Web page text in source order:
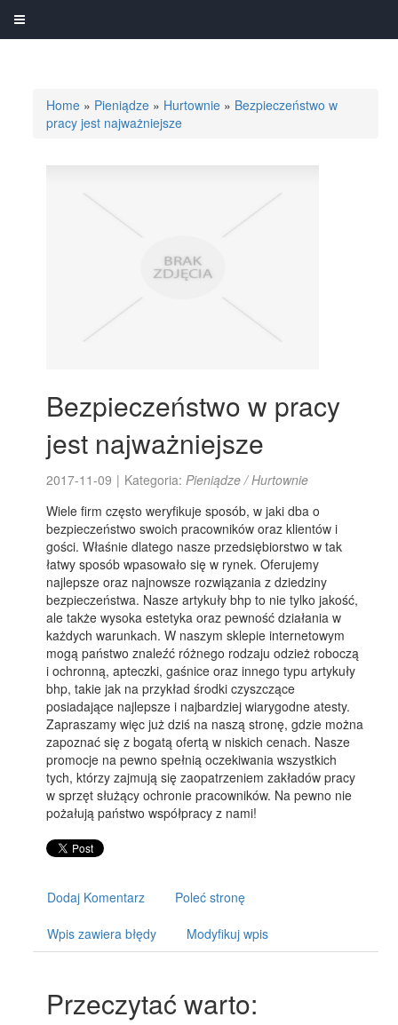
Home » Pieniądze » Hurtownie » Bezpieczeństwo w
pracy jest najważniejsze
Bezpieczeństwo w pracy
jest najważniejsze
2017-11-09 | Kategoria:Pieniądze / Hurtownie
Wiele firm często weryfikuje sposób, w jaki dba o
bezpieczeństwo swoich pracowników oraz klientów i
gości. Właśnie dlatego nasze przedsiębiorstwo w tak
łatwy sposób wpasowało się w rynek. Oferujemy
najlepsze oraz najnowsze rozwiązania z dziedziny
bezpieczeństwa. Nasze artykuły bhp to nie tylko jakość,
ale także wysoka estetyka oraz pewność działania w
każdych warunkach. W naszym sklepie internetowym
mogą państwo znaleźć różnego rodzaju odzież roboczą
i ochronną, apteczki, gaśnice oraz innego typu artykuły
bhp, takie jak na przykład środki czyszczące
posiadające najlepsze i najbardziej wiarygodne atesty.
Zapraszamy więc już dziś na naszą stronę, gdzie można
zapoznać się z bogatą ofertą w niskich cenach. Nasze
promocje na pewno spełnią oczekiwania wszystkich
tych, którzy zajmują się zaopatrzeniem zakładów pracy
w sprzęt służący ochronie pracowników. Na pewno nie
pożałują państwo współpracy z nami!
Dodaj Komentarz Poleć stronę
Wpis zawiera błędy Modyfikuj wpis
Przeczytać warto: